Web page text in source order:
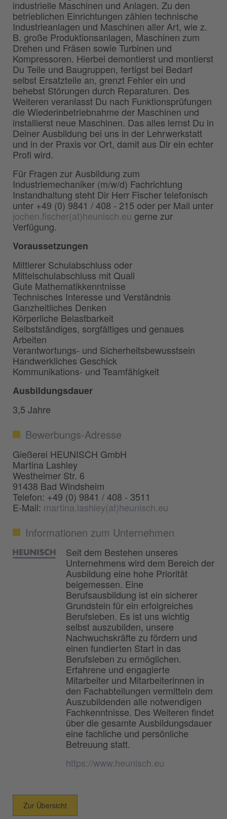
industrielle Maschinen und Anlagen. Zu den
betrieblichen Einrichtungen zählen technische
Industrieanlagen und Maschinen aller Art, wie z.
B. große Produktionsanlagen, Maschinen zum
Drehen und Fräsen sowie Turbinen und
Kompressoren. Hierbei demontierst und montierst
Du Teile und Baugruppen, fertigst bei Bedarf
selbst Ersatzteile an, grenzt Fehler ein und
behebst Störungen durch Reparaturen. Des
Weiteren veranlasst Du nach Funktionsprüfungen
die Wiederinbetriebnahme der Maschinen und
installierst neue Maschinen. Das alles lernst Du in
Deiner Ausbildung bei uns in der Lehrwerkstatt
und in der Praxis vor Ort, damit aus Dir ein echter
Profi wird.
Für Fragen zur Ausbildung zum
Industriemechaniker (m/w/d) Fachrichtung
Instandhaltung steht Dir Herr Fischer telefonisch
unter +49 (0) 9841 / 408 - 215 oder per Mail unter
jochen.fischer(at)heunisch.eu gerne zur
Verfügung.
Voraussetzungen
Mittlerer Schulabschluss oder
Mittelschulabschluss mit Quali
Gute Mathematikkenntnisse
Technisches Interesse und Verständnis
Ganzheitliches Denken
Körperliche Belastbarkeit
Selbstständiges, sorgfältiges und genaues
Arbeiten
Verantwortungs- und Sicherheitsbewusstsein
Handwerkliches Geschick
Kommunikations- und Teamfähigkeit
Ausbildungsdauer
3,5 Jahre
Bewerbungs-Adresse
Gießerei HEUNISCH GmbH
Martina Lashley
Westheimer Str. 6
91438 Bad Windsheim
Telefon: +49 (0) 9841 / 408 - 3511
E-Mail: martina.lashley(at)heunisch.eu
Informationen zum Unternehmen
Seit dem Bestehen unseres
Unternehmens wird dem Bereich der
Ausbildung eine hohe Priorität
beigemessen. Eine
Berufsausbildung ist ein sicherer
Grundstein für ein erfolgreiches
Berufsleben. Es ist uns wichtig
selbst auszubilden, unsere
Nachwuchskräfte zu fördern und
einen fundierten Start in das
Berufsleben zu ermöglichen.
Erfahrene und engagierte
Mitarbeiter und Mitarbeiterinnen in
den Fachabteilungen vermitteln dem
Auszubildenden alle notwendigen
Fachkenntnisse. Des Weiteren findet
über die gesamte Ausbildungsdauer
eine fachliche und persönliche
Betreuung statt.
https://www.heunisch.eu
Zur Übersicht